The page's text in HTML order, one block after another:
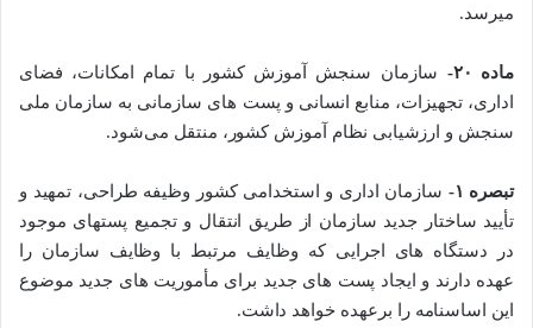
می­رسد.
ماده ۲۰-
سازمان سنجش آموزش کشور با تمام امکانات، فضای
اداری، تجهیزات، منابع انسانی و پست ­های سازمانی به سازمان ملی
سنجش و ارزشیابی نظام آموزش کشور، منتقل می­‌شود.
تبصره ۱-
سازمان اداری و استخدامی کشور وظیفه طراحی، تمهید و
تأیید ساختار جدید سازمان از طریق انتقال و تجمیع پست­های موجود
در دستگاه ­‌های اجرایی که وظایف مرتبط با وظایف سازمان را
عهده­ دارند و ایجاد پست­ های جدید برای مأموریت­ های جدید موضوع
این اساسنامه را برعهده خواهد داشت.